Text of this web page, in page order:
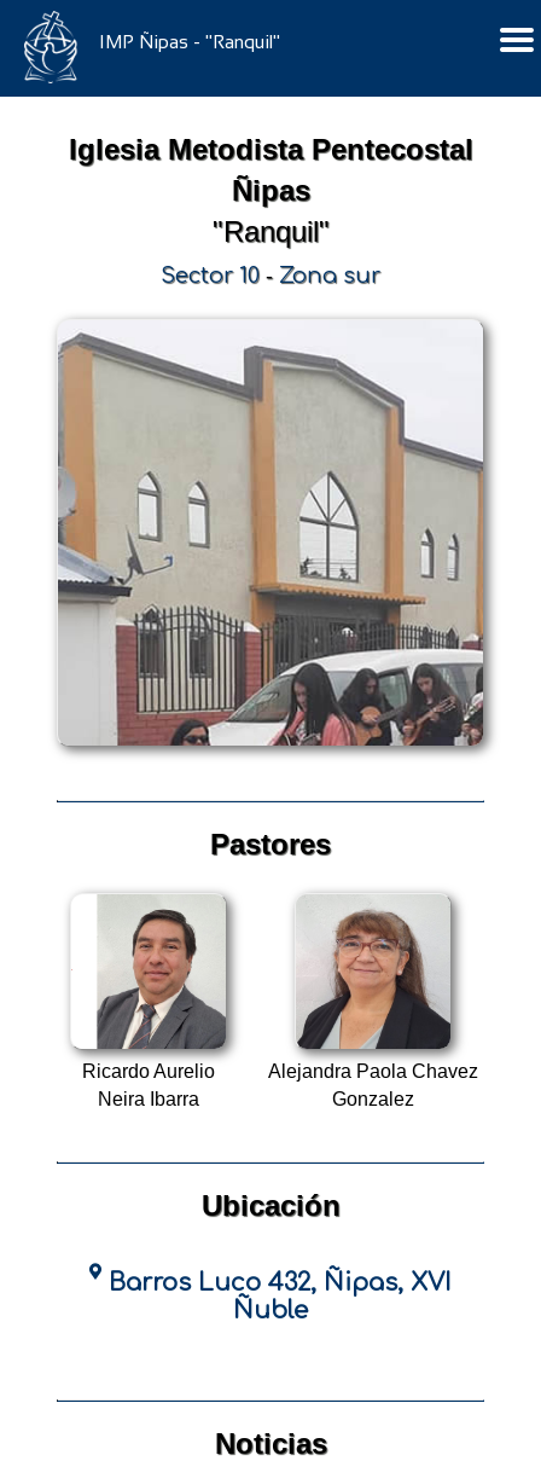
IMP Ñipas - "Ranquil"
Iglesia Metodista Pentecostal
Ñipas
"Ranquil"
Sector 10 - Zona sur
Pastores
Ricardo Aurelio
Neira Ibarra
Alejandra Paola Chavez
Gonzalez
Ubicación
Barros Luco 432, Ñipas, XVI
Ñuble
Noticias